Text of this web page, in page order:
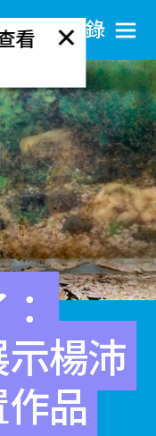
目​錄
看
楊沛
品